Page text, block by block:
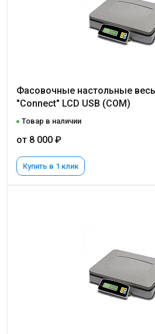
Фасовочные настольные
"Connect" LCD USB (COM)
Товар в наличии
от 8 000 ₽
Купить в 1 клик